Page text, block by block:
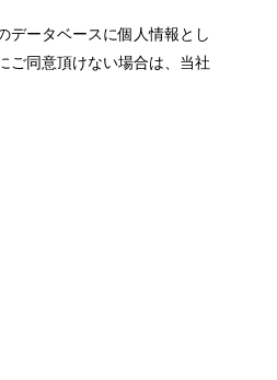
データベースに個人情報とし
ご同意頂けない場合は、当社